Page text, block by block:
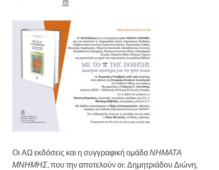
Οι ΑΩ εκδόσεις και η συγγραφική ομάδαΝΗΜΑΤΑ
ΜΝΗΜΗΣ, που την αποτελούν οι: Δημητριάδου Διώνη,